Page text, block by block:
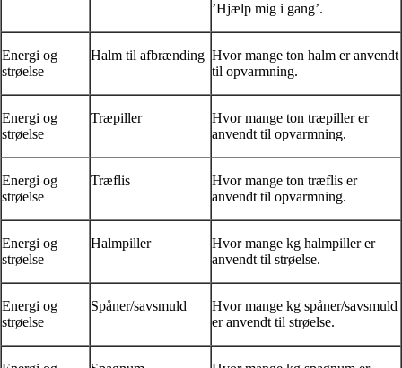
’Hjælp mig i gang’.
Energi og
strøelse
Halm til afbrænding Hvor mange ton halm er anvendt
til opvarmning.
Energi og
strøelse
Træpiller
Hvor mange ton træpiller er
anvendt til opvarmning.
Energi og
strøelse
Træflis
Hvor mange ton træflis er
anvendt til opvarmning.
Energi og
strøelse
Halmpiller
Hvor mange kg halmpiller er
anvendt til strøelse.
Energi og
strøelse
Spåner/savsmuld
Hvor mange kg spåner/savsmuld
er anvendt til strøelse.